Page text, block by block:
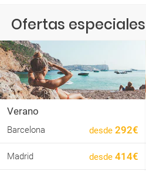
Ofertas
Verano
Barcelona desde 292€
Madrid desde 414€